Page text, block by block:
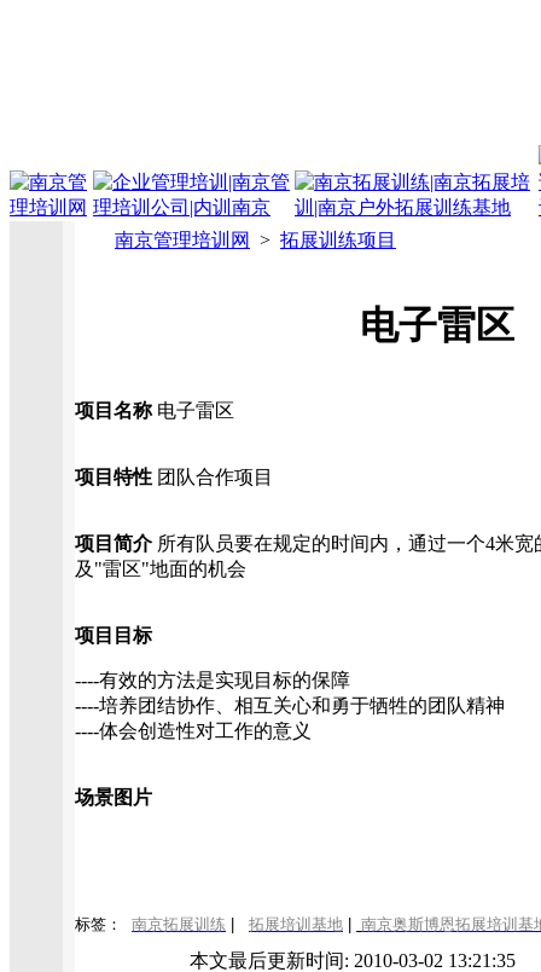
南京管理培训网 > 拓展训练项目
电子雷区
项目名称电子雷区
项目特性 团队合作项目
项目简介所有队员要在规定的时间内，通过一个4米
及"雷区"地面的机会
项目目标
----有效的方法是实现目标的保障
----培养团结协作、相互关心和勇于牺牲的团队精神
----体会创造性对工作的意义
场景图片
标签： 南京拓展训练 拓展培训基地 南京奥斯博恩拓展培训基
本文最后更新时间: 2010-03-02